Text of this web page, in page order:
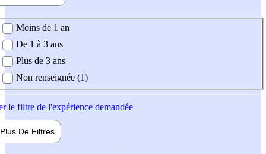
demandée
Moins de 1 an
De 1 à 3 ans
Plus de 3 ans
Non renseignée (1)
le filtre de l'expérience demandée
Plus De Filtres